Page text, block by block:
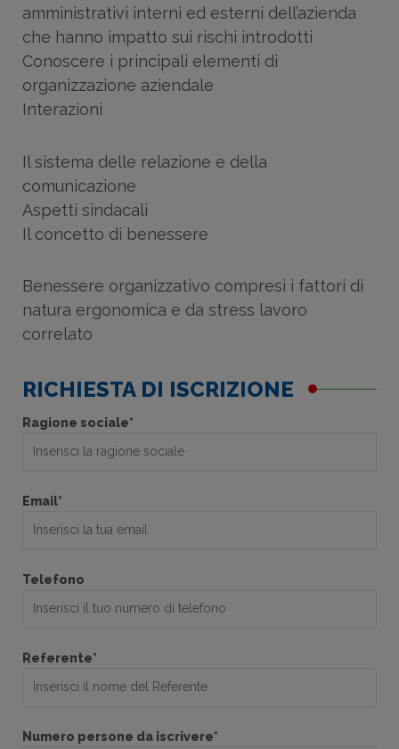
amministrativi interni ed esterni dell’azienda
che hanno impatto sui rischi introdotti
Conoscere i principali elementi di
organizzazione aziendale
Interazioni
Il sistema delle relazione e della
comunicazione
Aspetti sindacali
Il concetto di benessere
Benessere organizzativo compresi i fattori di
natura ergonomica e da stress lavoro
correlato
RICHIESTA DI ISCRIZIONE
Ragione sociale*
Email*
Telefono
Referente*
Numero persone da iscrivere*